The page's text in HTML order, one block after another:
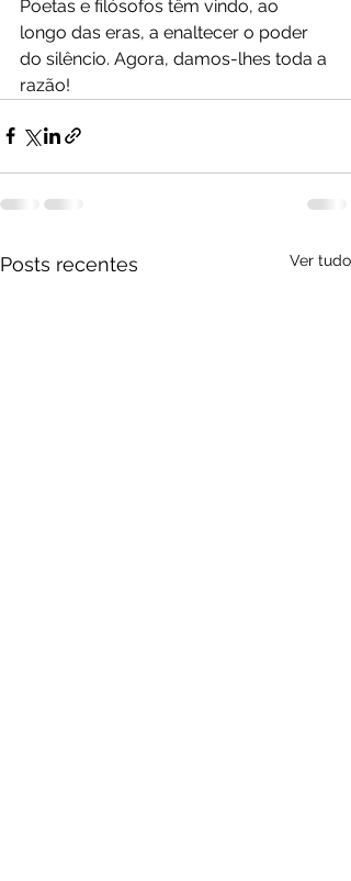
Poetas e filósofos têm vindo, ao
longo das eras, a enaltecer o poder
do silêncio. Agora, damos-lhes toda a
razão!
Posts recentes Ver tudo